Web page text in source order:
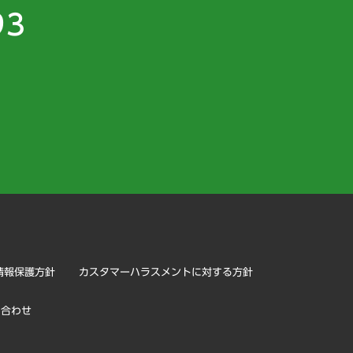
報保護方針 カスタマーハラスメントに対する方針
わせ